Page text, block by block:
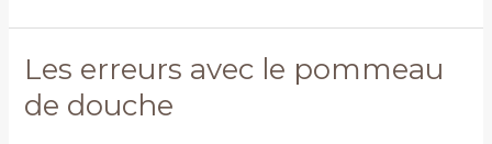
Les erreurs avec le pommeau
de douche
Les
avec